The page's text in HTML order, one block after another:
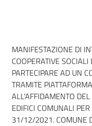
Piattaforme
telematiche
Dati del bando
MANIFESTAZIONE DI
COOPERATIVE
PARTECIPARE AD UN
TRAMITE
ALL'AFFIDAMENTO
EDIFICI COMUNALI
31/12/2021. COMUNE